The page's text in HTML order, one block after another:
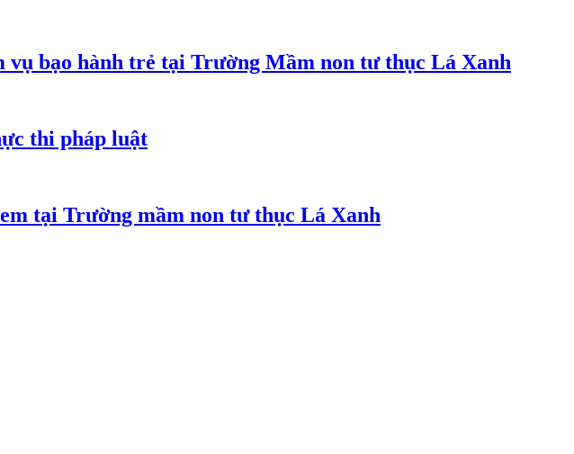
bạo hành trẻ tại Trường Mầm non tư thục Lá Xanh
thi pháp luật
tại Trường mầm non tư thục Lá Xanh